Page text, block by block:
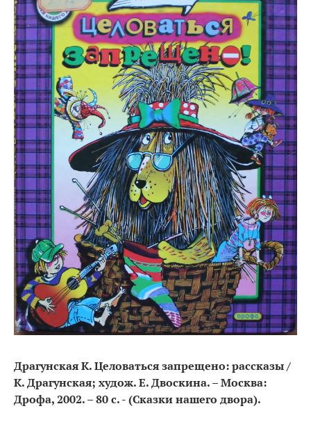
Драгунская К. Целоваться запрещено: рассказы /
К. Драгунская; худож. Е. Двоскина. – Москва:
Дрофа, 2002. – 80 с. - (Сказки нашего двора).